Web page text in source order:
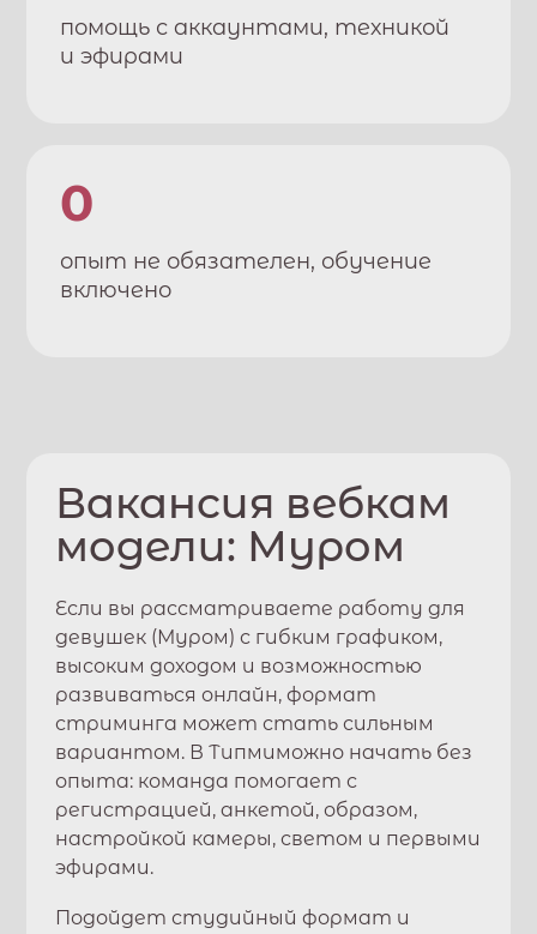
помощь с аккаунтами, техникой
и эфирами
0
опыт не обязателен, обучение
включено
Вакансия вебкам
модели: Муром
Если вы рассматриваете работу для
девушек (Муром) с гибким графиком,
высоким доходом и возможностью
развиваться онлайн, формат
стриминга может стать сильным
вариантом. ВТипмиможно начать без
опыта: команда помогает с
регистрацией, анкетой, образом,
настройкой камеры, светом и первыми
эфирами.
Подойдет студийный формат и